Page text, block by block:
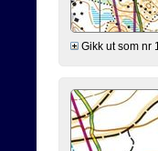
Gikk ut som nr